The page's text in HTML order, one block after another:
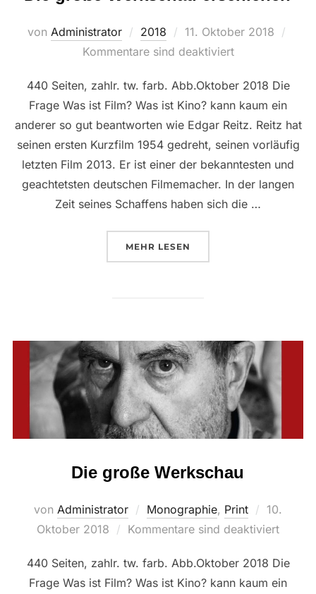
von Administrator 2018
Veröffentlicht
am
11. Oktober 2018
Kommentare sind deaktiviert
440 Seiten, zahlr. tw. farb. Abb.Oktober 2018 Die
Frage Was ist Film? Was ist Kino? kann kaum ein
anderer so gut beantworten wie Edgar Reitz. Reitz hat
seinen ersten Kurzfilm 1954 gedreht, seinen vorläufig
letzten Film 2013. Er ist einer der bekanntesten und
geachtetsten deutschen Filmemacher. In der langen
Zeit seines Schaffens haben sich die …
MEHR ÜBER “DIE GROSSE
LESEN
Die große Werkschau
von Administrator Monographie, Print
am
10.
Oktober 2018
Kommentare sind deaktiviert
440 Seiten, zahlr. tw. farb. Abb.Oktober 2018 Die
Frage Was ist Film? Was ist Kino? kann kaum ein